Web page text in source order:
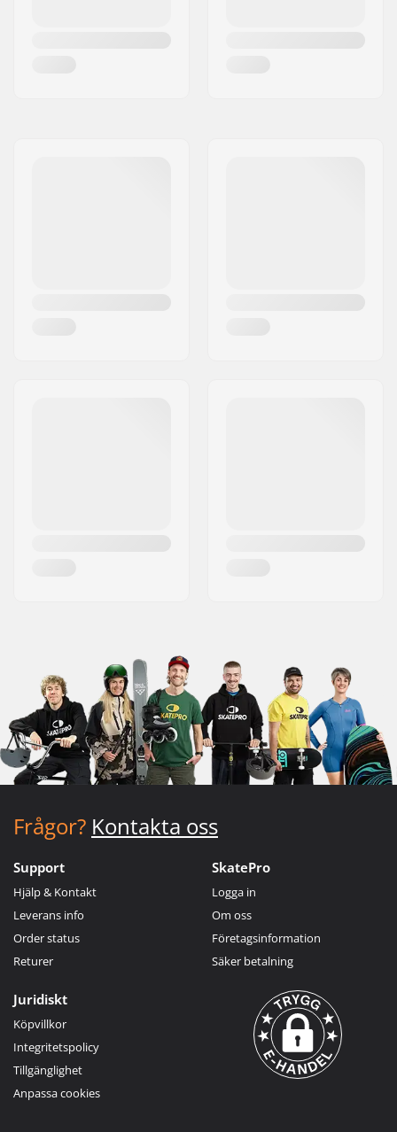
Frågor? Kontakta oss
Support
Hjälp & Kontakt
Leverans info
Order status
Returer
SkatePro
Logga in
Om oss
Företagsinformation
Säker betalning
Juridiskt
Köpvillkor
Integritetspolicy
Tillgänglighet
Anpassa cookies